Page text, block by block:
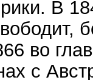
В
во
с